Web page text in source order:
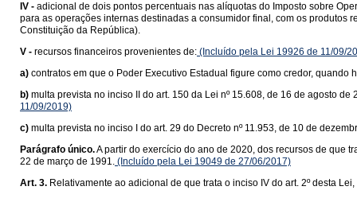
IV - adicional de dois pontos percentuais nas alíquotas do Imposto sobre
para as operações internas destinadas a consumidor final, com os produtos
Constituição da República).
V - recursos financeiros provenientes de: (Incluído pela Lei 19926 de 11/09/
a) contratos em que o Poder Executivo Estadual figure como credor,
b) multa prevista no inciso II do art. 150 da Lei nº 15.608, de 16 de agosto
11/09/2019)
c) multa prevista no inciso I do art. 29 do Decreto nº 11.953, de 10 de
Parágrafo único.A partir do exercício do ano de 2020, dos recursos de que
22 de março de 1991. (Incluído pela Lei 19049 de 27/06/2017)
Art. 3. Relativamente ao adicional de que trata o inciso IV do art. 2º desta